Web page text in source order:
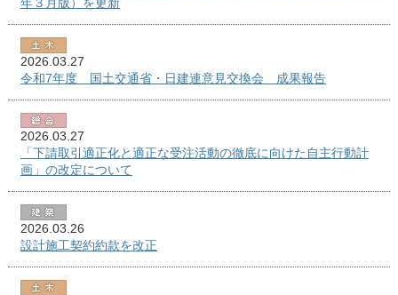
2026.03.27
令和7年度 国土交通省・日建連意見交換会 成果報告
2026.03.27
「下請取引適正化と適正な受注活動の徹底に向けた自主行動計
画」の改定について
2026.03.26
設計施工契約約款を改正